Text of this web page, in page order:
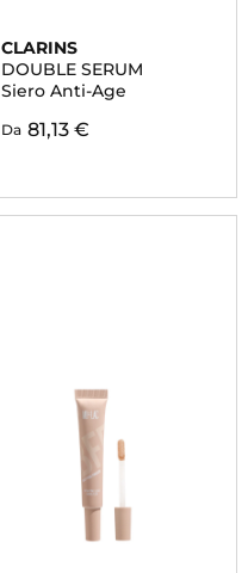
CLARINS
DOUBLE SERUM
Siero Anti-Age
Da 81,13 €